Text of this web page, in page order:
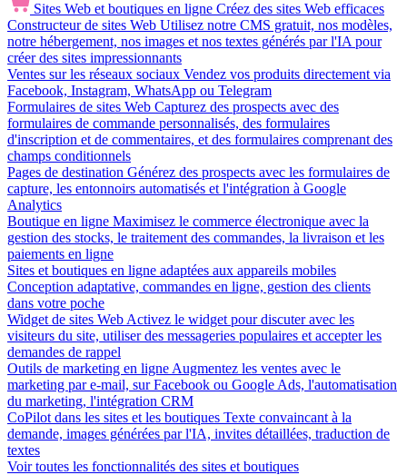
Sites Web et boutiques en ligne Créez des sites Web efficaces
Constructeur de sites Web Utilisez notre CMS gratuit, nos modèles,
notre hébergement, nos images et nos textes générés par l'IA pour
créer des sites impressionnants
Ventes sur les réseaux sociaux Vendez vos produits directement via
Facebook, Instagram, WhatsApp ou Telegram
Formulaires de sites Web Capturez des prospects avec des
formulaires de commande personnalisés, des formulaires
d'inscription et de commentaires, et des formulaires comprenant des
champs conditionnels
Pages de destination Générez des prospects avec les formulaires de
capture, les entonnoirs automatisés et l'intégration à Google
Analytics
Boutique en ligne Maximisez le commerce électronique avec la
gestion des stocks, le traitement des commandes, la livraison et les
paiements en ligne
Sites et boutiques en ligne adaptées aux appareils mobiles
Conception adaptative, commandes en ligne, gestion des clients
dans votre poche
Widget de sites Web Activez le widget pour discuter avec les
visiteurs du site, utiliser des messageries populaires et accepter les
demandes de rappel
Outils de marketing en ligne Augmentez les ventes avec le
marketing par e-mail, sur Facebook ou Google Ads, l'automatisation
du marketing, l'intégration CRM
CoPilot dans les sites et les boutiques Texte convaincant à la
demande, images générées par l'IA, invites détaillées, traduction de
textes
Voir toutes les fonctionnalités des sites et boutiques